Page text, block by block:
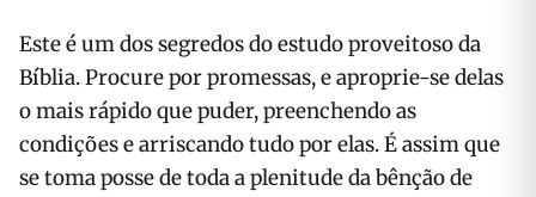
Este é um dos segredos do estudo proveitoso da
Bíblia. Procure por promessas, e aproprie-se delas
o mais rápido que puder, preenchendo as
condições e arriscando tudo por elas. É assim que
se toma posse de toda a plenitude da bênção de